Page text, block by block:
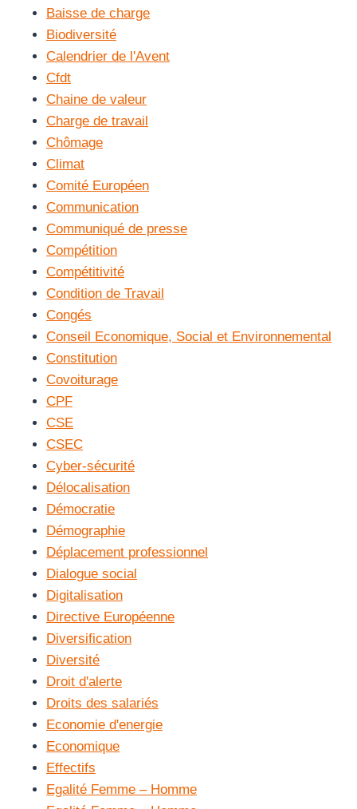
Baisse de charge
Biodiversité
Calendrier de l'Avent
Cfdt
Chaine de valeur
Charge de travail
Chômage
Climat
Comité Européen
Communication
Communiqué de presse
Compétition
Compétitivité
Condition de Travail
Congés
Conseil Economique, Social et Environnemental
Constitution
Covoiturage
CPF
CSE
CSEC
Cyber-sécurité
Délocalisation
Démocratie
Démographie
Déplacement professionnel
Dialogue social
Digitalisation
Directive Européenne
Diversification
Diversité
Droit d'alerte
Droits des salariés
Economie d'energie
Economique
Effectifs
Egalité Femme – Homme